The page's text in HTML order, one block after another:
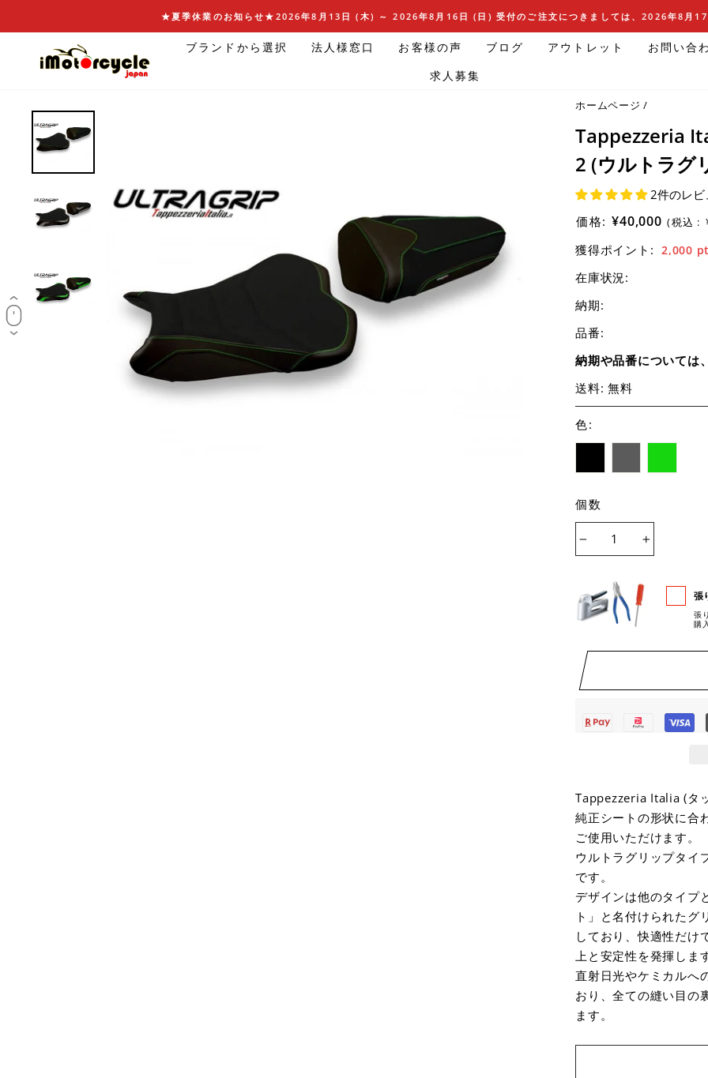
ン
★夏季休業のお知らせ★2026年8月13日 (木) ～ 2026年8月16日 (日) 受付のご注文につきましては、2026年8月17
ブランドから選択 法人様窓口 お客様の声 ブログ アウトレット
お問い合
求人募集
ホームページ /
Tappezzeria
2 (ウルトラグ
2件のレビ
価格: ¥40,000 (税込 :
獲得ポイント: 2,000 pt
在庫状況:
納期:
品番:
納期や品番については
送料: 無料
色:
個数
張
張
購
Tappezzeria Italia (タ
純正シートの形状に合
ご使用いただけます。
ウルトラグリップタイ
です。
デザインは他のタイプ
ト」と名付けられたグ
しており、快適性だけ
上と安定性を発揮します
直射日光やケミカルへ
おり、全ての縫い目の
ます。